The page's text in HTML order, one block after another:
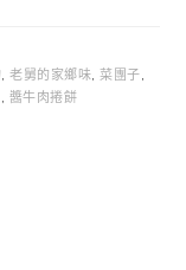
,老舅的家鄉味,菜團子,
, 醬牛肉捲餅